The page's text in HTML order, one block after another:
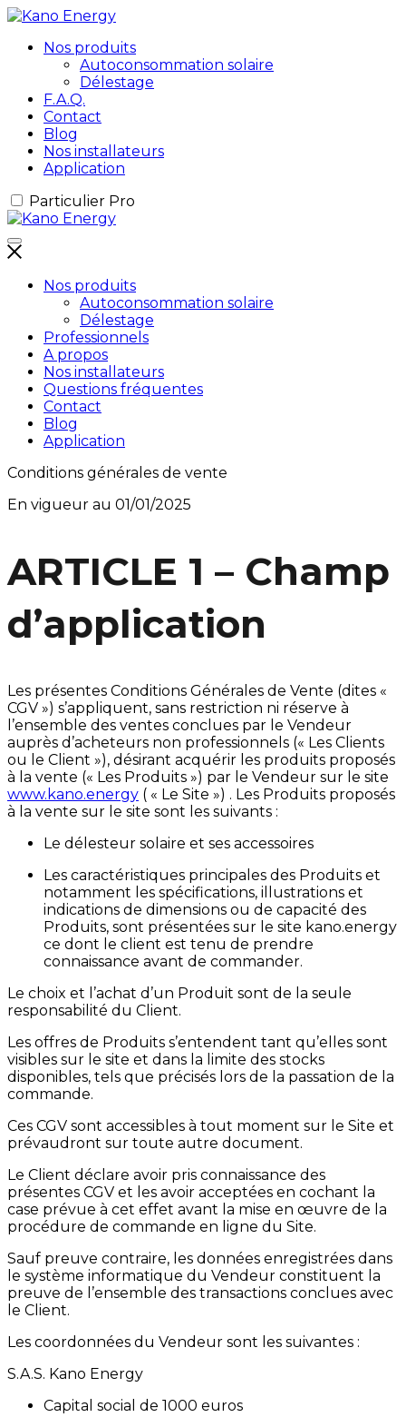
Nos produits
Autoconsommation solaire
Délestage
F.A.Q.
Contact
Blog
Nos installateurs
Application
Particulier Pro
Nos produits
Autoconsommation solaire
Délestage
Professionnels
A propos
Nos installateurs
Questions fréquentes
Contact
Blog
Application
Conditions générales de vente
En vigueur au 01/01/2025
ARTICLE 1 – Champ
d’application
Les présentes Conditions Générales de Vente (dites «
CGV ») s’appliquent, sans restriction ni réserve à
l’ensemble des ventes conclues par le Vendeur
auprès d’acheteurs non professionnels (« Les Clients
ou le Client »), désirant acquérir les produits proposés
à la vente (« Les Produits ») par le Vendeur sur le site
www.kano.energy ( « Le Site ») . Les Produits proposés
à la vente sur le site sont les suivants :
Le délesteur solaire et ses accessoires
Les caractéristiques principales des Produits et
notamment les spécifications, illustrations et
indications de dimensions ou de capacité des
Produits, sont présentées sur le site kano.energy
ce dont le client est tenu de prendre
connaissance avant de commander.
Le choix et l’achat d’un Produit sont de la seule
responsabilité du Client.
Les offres de Produits s’entendent tant qu’elles sont
visibles sur le site et dans la limite des stocks
disponibles, tels que précisés lors de la passation de la
commande.
Ces CGV sont accessibles à tout moment sur le Site et
prévaudront sur toute autre document.
Le Client déclare avoir pris connaissance des
présentes CGV et les avoir acceptées en cochant la
case prévue à cet effet avant la mise en œuvre de la
procédure de commande en ligne du Site.
Sauf preuve contraire, les données enregistrées dans
le système informatique du Vendeur constituent la
preuve de l’ensemble des transactions conclues avec
le Client.
Les coordonnées du Vendeur sont les suivantes :
S.A.S. Kano Energy
Capital social de 1000 euros